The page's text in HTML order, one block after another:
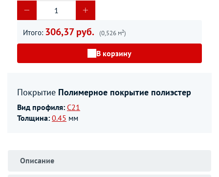
Итого: 306,37 руб. (0,526 м²)
В корзину
Покрытие Полимерное покрытие полиэстер
Вид профиля: С21
Толщина: 0.45 мм
Описание